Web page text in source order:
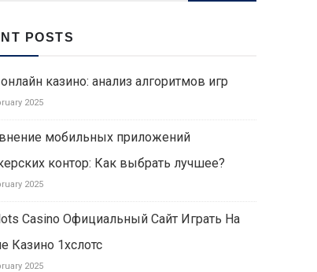
POSTS
казино: анализ алгоритмов игр
2025
мобильных приложений
контор: Как выбрать лучшее?
2025
Casino Официальный Сайт Играть На
Казино 1хслотс
2025